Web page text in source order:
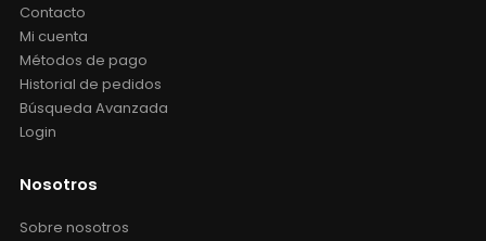
Contacto
Mi cuenta
Métodos de pago
Historial de pedidos
Búsqueda Avanzada
Login
Nosotros
Sobre nosotros